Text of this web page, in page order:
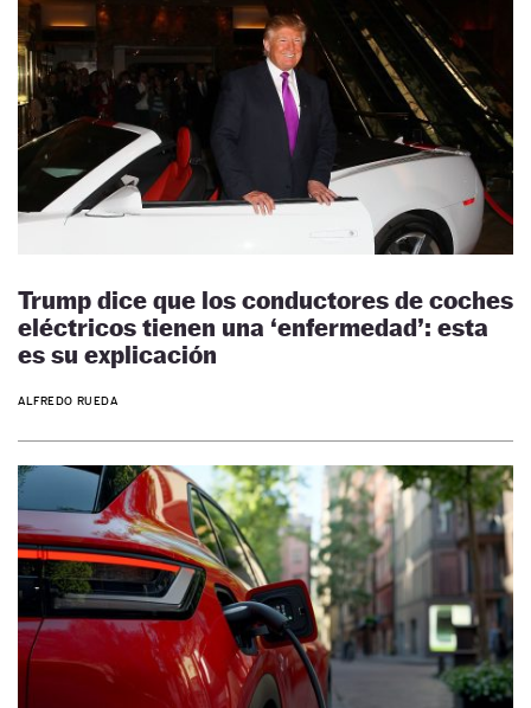
Trump dice que los conductores de coches
eléctricos tienen una ‘enfermedad’: esta
es su explicación
ALFREDO RUEDA